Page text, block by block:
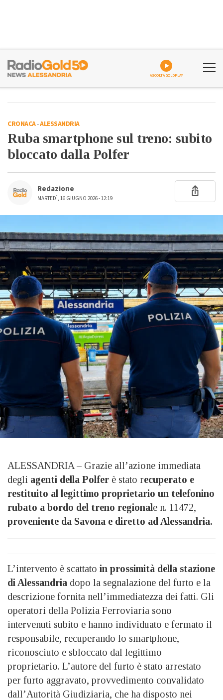
ASCOLTA GOLDPLAY
CRONACA-ALESSANDRIA
Ruba smartphone sul treno: subito
bloccato dalla Polfer
Redazione
MARTEDÌ, 16 GIUGNO 2026 - 12:19
ALESSANDRIA – Grazie all’azione immediata
degli agenti della Polfer è stato recuperato e
restituito al legittimo proprietario un telefonino
rubato a bordo del treno regional e n. 11472,
proveniente da Savona e diretto ad Alessandria.
L’intervento è scattato in prossimità della stazione
di Alessandria dopo la segnalazione del furto e la
descrizione fornita nell’immediatezza dei fatti. Gli
operatori della Polizia Ferroviaria sono
intervenuti subito e hanno individuato e fermato il
responsabile, recuperando lo smartphone,
riconosciuto e sbloccato dal legittimo
proprietario. L’autore del furto è stato arrestato
per furto aggravato, provvedimento convalidato
dall’Autorità Giudiziaria, che ha disposto nei